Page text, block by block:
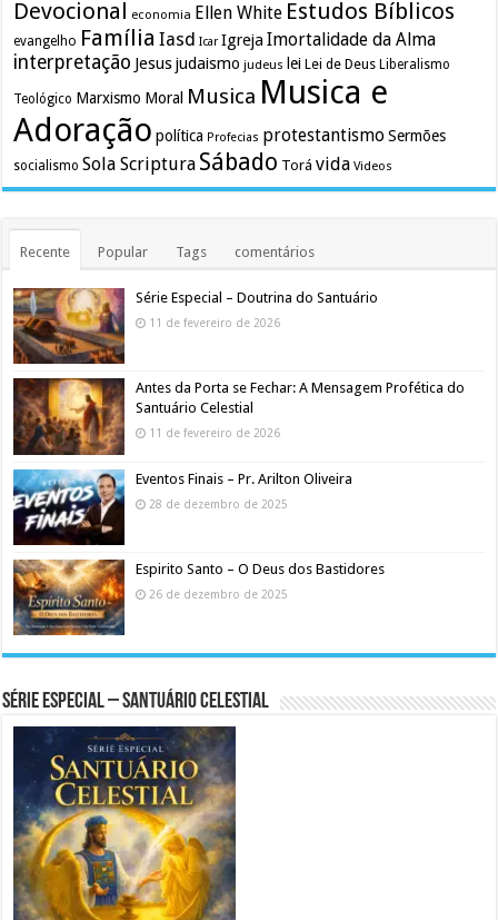
Devocional economia Ellen White Estudos Bíblicos
evangelho Família Iasd Icar Igreja Imortalidade da Alma
interpretação Jesusjudaismo judeus lei Lei de Deus Liberalismo
Teológico Marxismo Moral Musica Musica e
Adoração política Profecias protestantismo Sermões
socialismo Sola Scriptura Sábado Torá vida Videos
Recente Popular Tags comentários
Série Especial – Doutrina do Santuário
11 de fevereiro de 2026
Antes da Porta se Fechar: A Mensagem Profética do
Santuário Celestial
11 de fevereiro de 2026
Eventos Finais – Pr. Arilton Oliveira
28 de dezembro de 2025
Espirito Santo – O Deus dos Bastidores
26 de dezembro de 2025
Série Especial – Santuário Celestial